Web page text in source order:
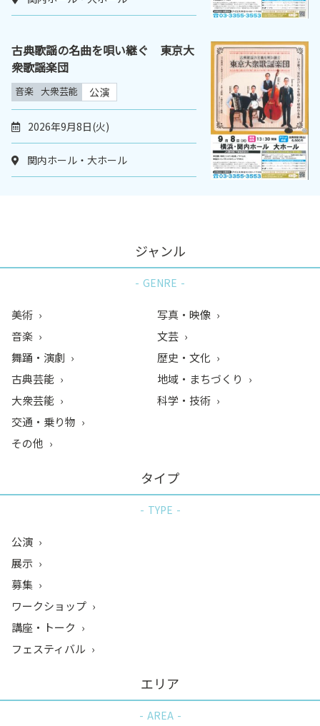
古典歌謡の名曲を唄い継ぐ 東京大
衆歌謡楽団
音楽 大衆芸能 公演
2026年9月8日(火)
関内ホール・大ホール
ジャンル
GENRE
美術
音楽
舞踊・演劇
古典芸能
大衆芸能
写真・映像
文芸
歴史・文化
地域・まちづくり
科学・技術
交通・乗り物
その他
タイプ
TYPE
公演
展示
募集
ワークショップ
講座・トーク
フェスティバル
エリア
AREA